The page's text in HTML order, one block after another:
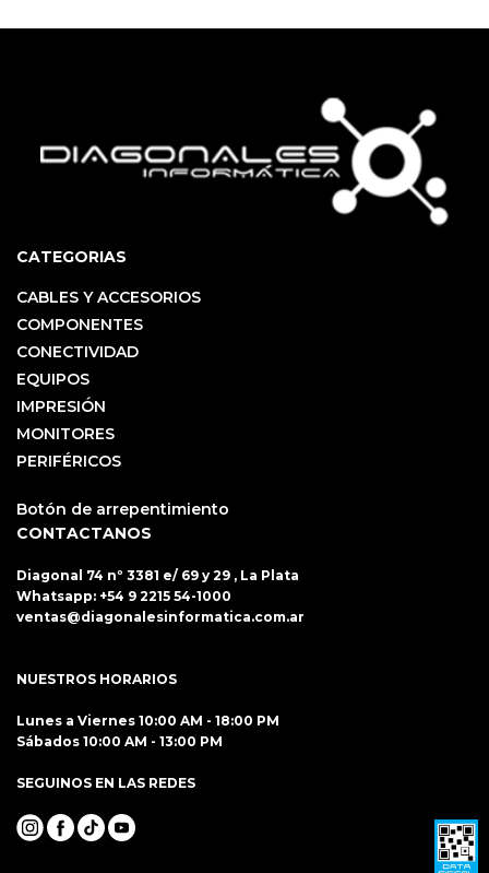
CATEGORIAS
CABLES Y ACCESORIOS
COMPONENTES
CONECTIVIDAD
EQUIPOS
IMPRESIÓN
MONITORES
PERIFÉRICOS
Botón de arrepentimiento
CONTACTANOS
Diagonal 74 nº 3381 e/ 69 y 29 , La Plata
Whatsapp: +54 9 2215 54-1000
ventas@diagonalesinformatica.com.ar
NUESTROS HORARIOS
Lunes a Viernes 10:00 AM - 18:00 PM
Sábados 10:00 AM - 13:00 PM
SEGUINOS EN LAS REDES